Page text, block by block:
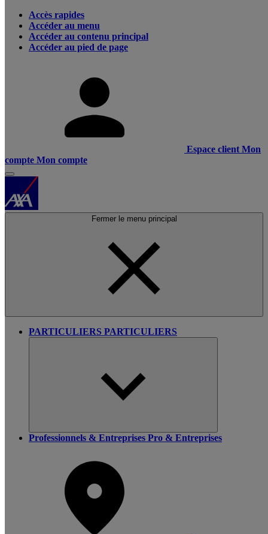
Accès rapides
Accéder au menu
Accéder au contenu principal
Accéder au pied de page
Espace client Mon
compte Mon compte
Fermer le menu principal
PARTICULIERS PARTICULIERS
Professionnels & Entreprises Pro & Entreprises